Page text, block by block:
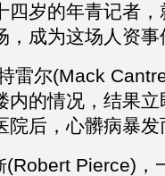
四岁的年青记者，
，成为这场人资
雷尔(Mack
内的情况，结果立
院后，心髒病暴发
(Robert Pierce)，